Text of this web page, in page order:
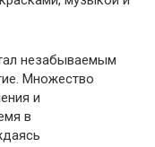
незабываемым
Множество
и
в